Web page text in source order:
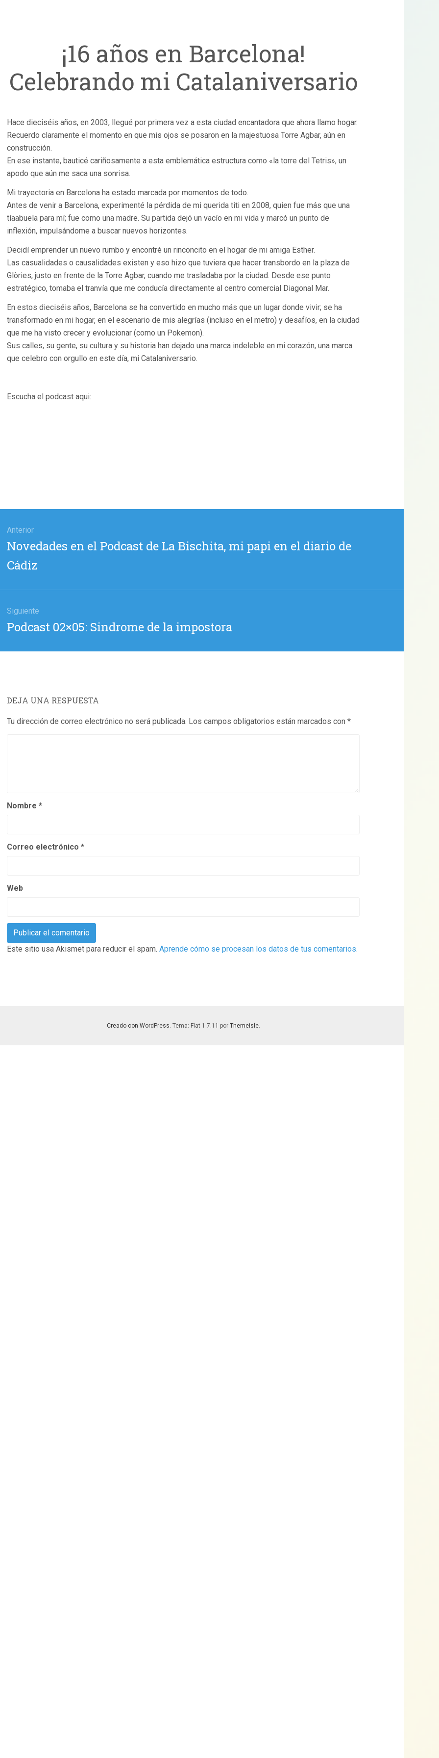
¡16 años en Barcelona!
Celebrando mi Catalaniversario
Hace dieciséis años, en 2003, llegué por primera vez a esta ciudad encantadora que ahora llamo hogar.
Recuerdo claramente el momento en que mis ojos se posaron en la majestuosa Torre Agbar, aún en
construcción.
En ese instante, bauticé cariñosamente a esta emblemática estructura como «la torre del Tetris», un
apodo que aún me saca una sonrisa.
Mi trayectoria en Barcelona ha estado marcada por momentos de todo.
Antes de venir a Barcelona, experimenté la pérdida de mi querida titi en 2008, quien fue más que una
tíaabuela para mí; fue como una madre. Su partida dejó un vacío en mi vida y marcó un punto de
inflexión, impulsándome a buscar nuevos horizontes.
Decidí emprender un nuevo rumbo y encontré un rinconcito en el hogar de mi amiga Esther.
Las casualidades o causalidades existen y eso hizo que tuviera que hacer transbordo en la plaza de
Glòries, justo en frente de la Torre Agbar, cuando me trasladaba por la ciudad. Desde ese punto
estratégico, tomaba el tranvía que me conducía directamente al centro comercial Diagonal Mar.
En estos dieciséis años, Barcelona se ha convertido en mucho más que un lugar donde vivir; se ha
transformado en mi hogar, en el escenario de mis alegrías (incluso en el metro) y desafíos, en la ciudad
que me ha visto crecer y evolucionar (como un Pokemon).
Sus calles, su gente, su cultura y su historia han dejado una marca indeleble en mi corazón, una marca
que celebro con orgullo en este día, mi Catalaniversario.
Escucha el podcast aqui:
Anterior
Entrada
Novedades en el Podcast de La Bischita, mi papi en el diario de
Cádiz
Siguiente
Entrada
Podcast 02×05: Sindrome de la impostora
DEJA UNA RESPUESTA
Tu dirección de correo electrónico no será publicada. Los campos obligatorios están marcados con *
Nombre *
Correo electrónico *
Web
Este sitio usa Akismet para reducir el spam. Aprende cómo se procesan los datos de tus comentarios.
Creado con WordPress. Tema: Flat 1.7.11 por Themeisle.